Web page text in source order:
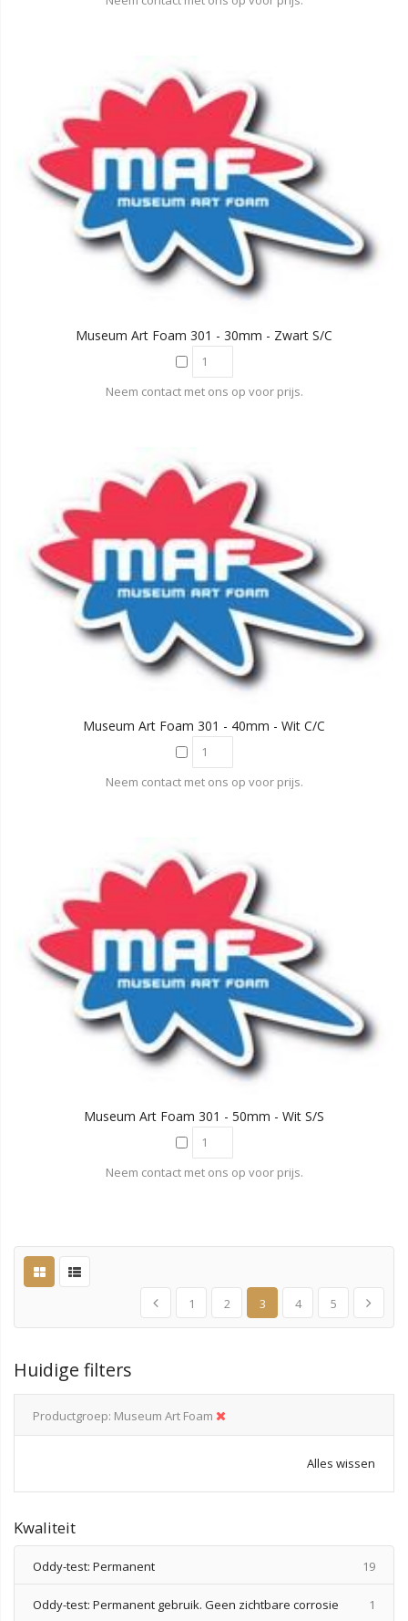
Museum Art Foam 301 - 30mm - Zwart S/C
Neem contact met ons op voor prijs.
Museum Art Foam 301 - 40mm - Wit C/C
Neem contact met ons op voor prijs.
Museum Art Foam 301 - 50mm - Wit S/S
Neem contact met ons op voor prijs.
1 2 3 4 5
Huidige filters
Productgroep Museum Art Foam
Alles wissen
Kwaliteit
Oddy-test: Permanent 19
Oddy-test: Permanent gebruik. Geen zichtbare corrosie 1